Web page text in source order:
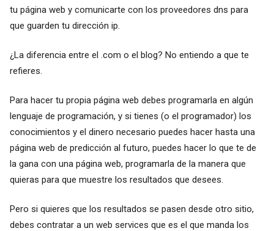
tu página web y comunicarte con los proveedores dns para
que guarden tu dirección ip.
¿La diferencia entre el .com o el blog? No entiendo a que te
refieres.
Para hacer tu propia página web debes programarla en algún
lenguaje de programación, y si tienes (o el programador) los
conocimientos y el dinero necesario puedes hacer hasta una
página web de predicción al futuro, puedes hacer lo que te de
la gana con una página web, programarla de la manera que
quieras para que muestre los resultados que desees.
Pero si quieres que los resultados se pasen desde otro sitio,
debes contratar a un web services que es el que manda los